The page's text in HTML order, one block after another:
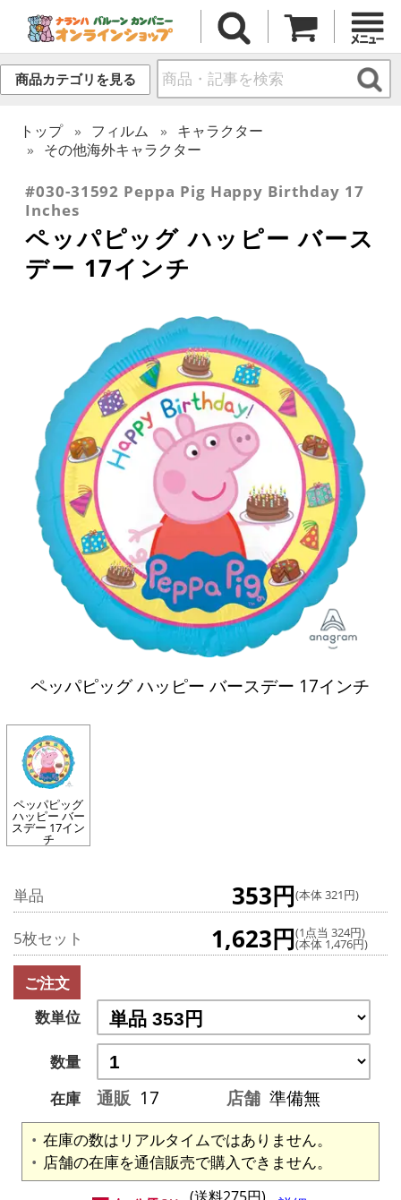
商品カテゴリを見る
トップ フィルム
キャラクター
その他海外キャラクター
#030-31592 Peppa Pig Happy Birthday 17
Inches
ペッパピッグ ハッピー バース
デー 17インチ
ペッパピッグ ハッピー バースデー 17インチ
ペッパピッグ
ハッピー バー
スデー 17イン
チ
単品 353円(本体 321円)
5枚セット 1,623円(1点当 324円)
(本体 1,476円)
ご注文
数単位
数量
在庫
通販 17 店舗 準備無
在庫の数はリアルタイムではありません。
店舗の在庫を通信販売で購入できません。